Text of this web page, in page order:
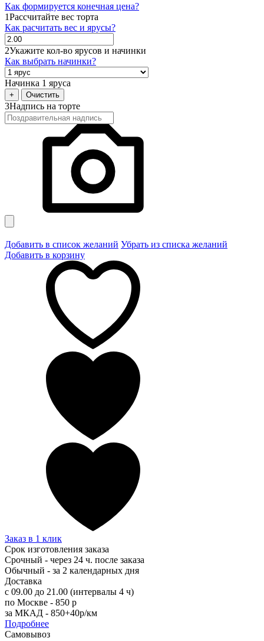
Как формируется конечная цена?
1Рассчитайте вес торта
Как расчитать вес и ярусы?
2Укажите кол-во ярусов и начинки
Как выбрать начинки?
Начинка 1 яруса
+ Очистить
3Надпись на торте
Добавить в список желаний Убрать из списка желаний
Добавить в корзину
Заказ в 1 клик
Срок изготовления заказа
Срочный - через 24 ч. после заказа
Обычный - за 2 календарных дня
Доставка
с 09.00 до 21.00 (интервалы 4 ч)
по Москве - 850 р
за МКАД - 850+40р/км
Подробнее
Самовывоз